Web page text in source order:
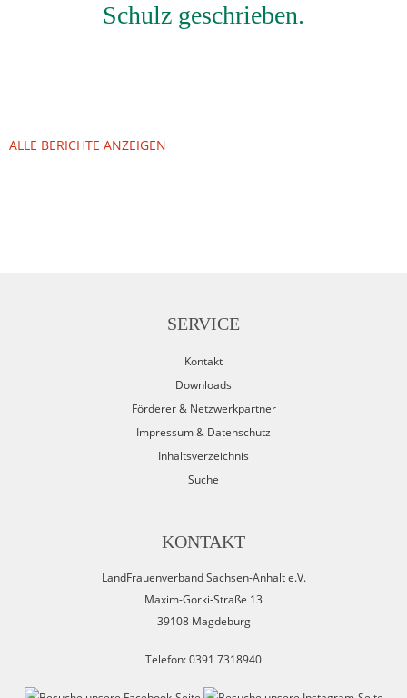
Schulz geschrieben.
ALLE BERICHTE ANZEIGEN
SERVICE
Kontakt
Downloads
Förderer & Netzwerkpartner
Impressum & Datenschutz
Inhaltsverzeichnis
Suche
KONTAKT
LandFrauenverband Sachsen-Anhalt e.V.
Maxim-Gorki-Straße 13
39108 Magdeburg
Telefon: 0391 7318940